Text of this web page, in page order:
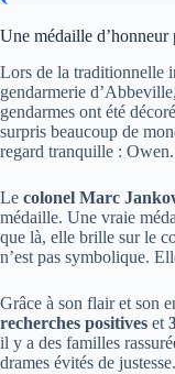
Une médaille
Lors de la traditionnelle
gendarmerie
gendarmes ont été
surpris beaucoup de
regard tranquille : Owen.
Le colonel Marc
médaille. Une vraie
que là, elle brille sur le
n’est pas symbolique.
Grâce à son flair et son
recherches positives et
il y a des familles
drames évités de justesse.